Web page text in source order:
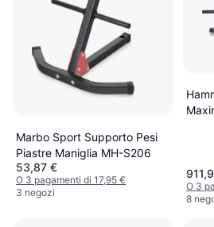
Marbo Sport Supporto Pesi
Piastre Maniglia MH-S206
53,87 €
O 3 pagamenti di 17,95 €
3 negozi
O 3
8